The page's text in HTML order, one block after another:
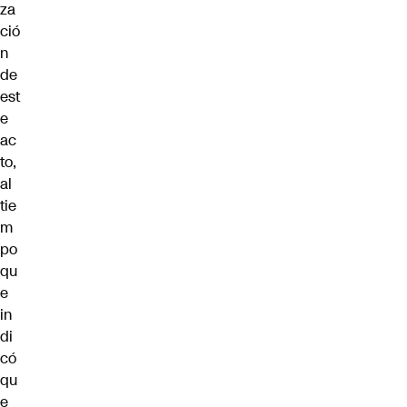
za
ció
n
de
est
e
ac
to,
al
tie
m
po
qu
e
in
di
có
qu
e